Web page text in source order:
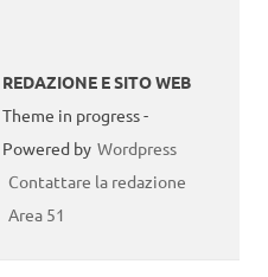
REDAZIONE E SITO WEB
Theme in progress -
Powered by Wordpress
Contattare la redazione
Area 51